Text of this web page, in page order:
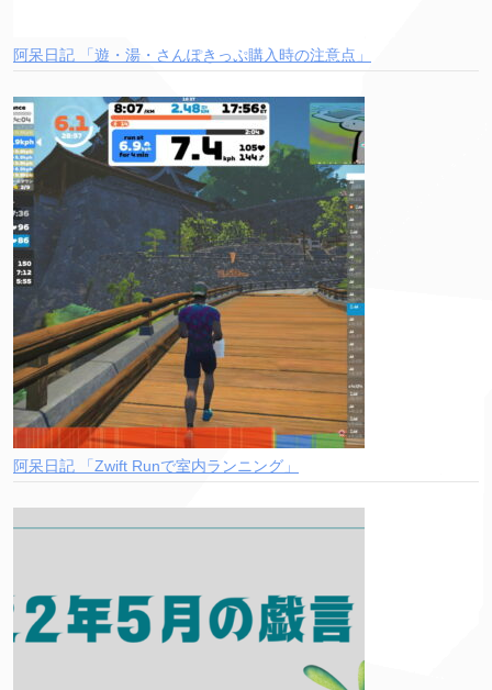
阿呆日記 「遊・湯・さんぽきっぷ購入時の注意点」
阿呆日記 「Zwift Runで室内ランニング」